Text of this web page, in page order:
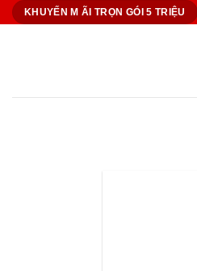
Bỏ
KHUYẾN M ÃI TRỌN GÓI 5 TRIỆU